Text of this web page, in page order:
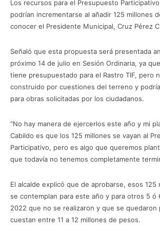
Los recursos para el Presupuesto
podrían incrementarse al añadir 125 millones
conocer el Presidente Municipal, Cruz Pérez
Señaló que esta propuesta será presentada
próximo 14 de julio en Sesión Ordinaria, ya
tiene presupuestado para el Rastro TIF, pero
construido por cuestiones del terreno y
para obras solicitadas por los ciudadanos.
“No hay manera de ejercerlos este año y mi
Cabildo es que los 125 millones se vayan al
Participativo, pero es algo que queremos
que todavía no tenemos completamente
El alcalde explicó que de aprobarse, esos 125
se contemplan para este año y para otros 5 ó
2022 que no se realizaron y que se quedaron
cuestan entre 11 a 12 millones de pesos.